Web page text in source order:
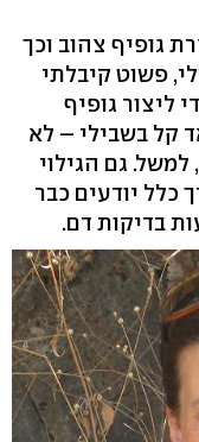
גופיף צהוב וכך
פשוט קיבלתי
ליצור גופיף
קל בשבילי – לא
גם הגילוי
כלל יודעים כבר
בדיקות דם.